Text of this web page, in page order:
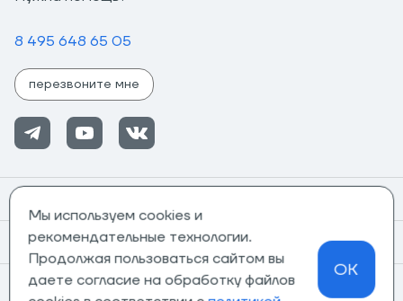
8 495 648 65 05
перезвоните мне
Информация
О компании
Мы используем cookies и
рекомендательные технологии.
Продолжая пользоваться сайтом вы
даете согласие на обработку файлов
OK